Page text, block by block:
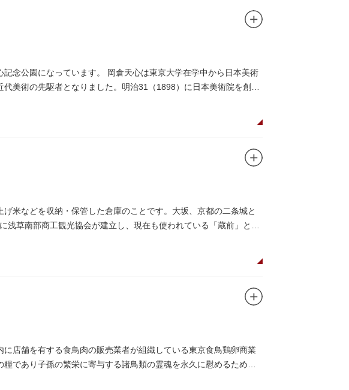
念公園になっています。 岡倉天心は東京大学在学中から日本美術
美術の先駆者となりました。明治31（1898）に日本美術院を創設
米などを収納・保管した倉庫のことです。大坂、京都の二条城と
草南部商工観光協会が建立し、現在も使われている「蔵前」とい
店舗を有する食鳥肉の販売業者が組織している東京食鳥鶏卵商業
であり子孫の繁栄に寄与する諸鳥類の霊魂を永久に慰めるために